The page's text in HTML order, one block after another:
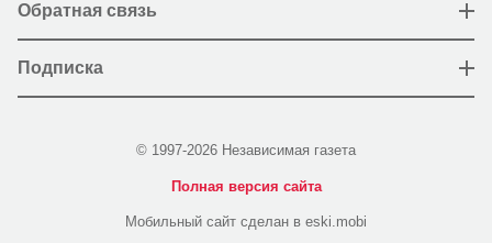
Обратная связь
Подписка
© 1997-2026 Независимая газета
Полная версия сайта
Мобильный сайт сделан в eski.mobi